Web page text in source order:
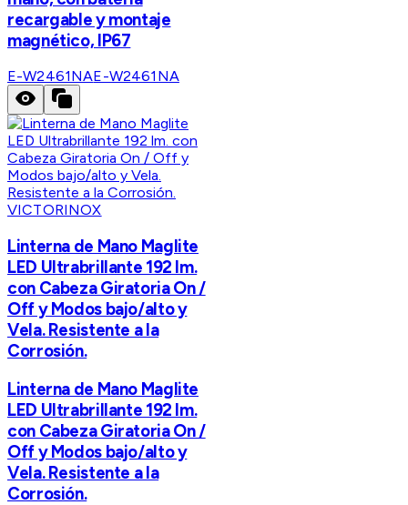
recargable y montaje
magnético, IP67
E-W2461NAE-W2461NA
VICTORINOX
Linterna de Mano Maglite
LED Ultrabrillante 192 lm.
con Cabeza Giratoria On /
Off y Modos bajo/alto y
Vela. Resistente a la
Corrosión.
Linterna de Mano Maglite
LED Ultrabrillante 192 lm.
con Cabeza Giratoria On /
Off y Modos bajo/alto y
Vela. Resistente a la
Corrosión.